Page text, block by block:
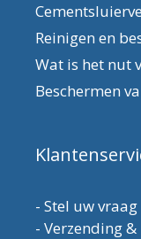
Reinigen en
Wat is het nut
Beschermen
- Stel uw vraag
- Verzending